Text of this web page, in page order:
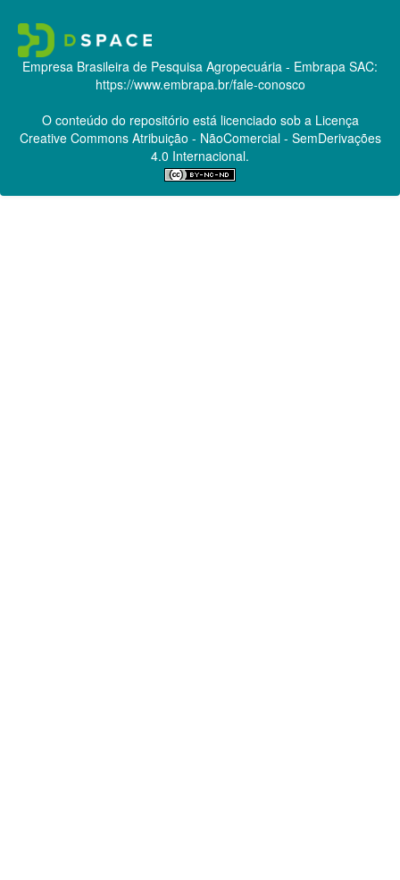
Empresa Brasileira de Pesquisa Agropecuária - Embrapa SAC:
https://www.embrapa.br/fale-conosco
O conteúdo do repositório está licenciado sob a Licença
Creative CommonsAtribuição - NãoComercial - SemDerivações
4.0 Internacional.